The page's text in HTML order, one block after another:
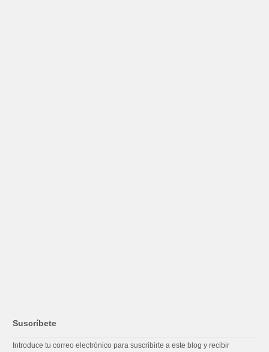
Suscríbete
Introduce tu correo electrónico para suscribirte a este blog y recibir